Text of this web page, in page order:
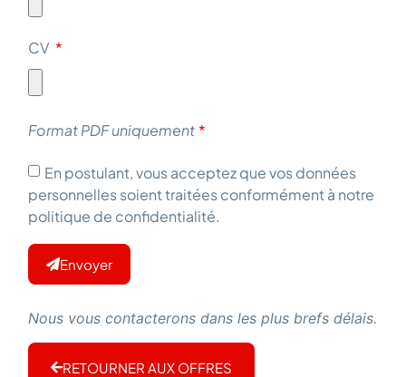
CV
Format PDF uniquement
En postulant, vous acceptez que vos données
personnelles soient traitées conformément à notre
politique de confidentialité.
Envoyer
Nous vous contacterons dans les plus brefs délais.
RETOURNER AUX OFFRES